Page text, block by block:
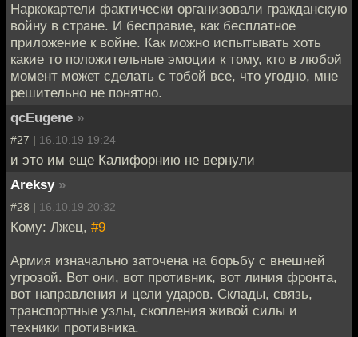
Наркокартели фактически организовали гражданскую
войну в стране. И бесправие, как бесплатное
приложение к войне. Как можно испытывать хоть
какие то положительные эмоции к тому, кто в любой
момент может сделать с тобой все, что угодно, мне
решительно не понятно.
qcEugene »
#27 | 16.10.19 19:24
и это им еще Калифорнию не вернули
Areksy »
#28 | 16.10.19 20:32
Кому: Лжец, #9
Армия изначально заточена на борьбу с внешней
угрозой. Вот они, вот противник, вот линия фронта,
вот направления и цели ударов. Склады, связь,
транспортные узлы, скопления живой силы и
техники противника.